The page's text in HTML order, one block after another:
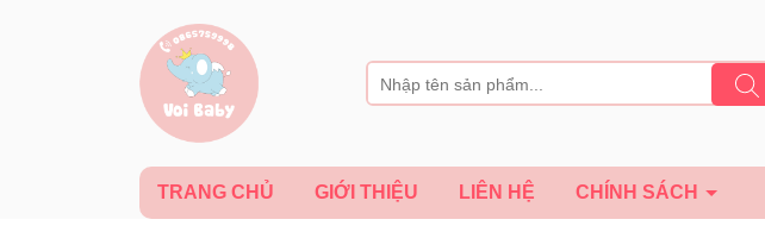
TRANG CHỦ GIỚI THIỆU LIÊN HỆ CHÍNH SÁCH